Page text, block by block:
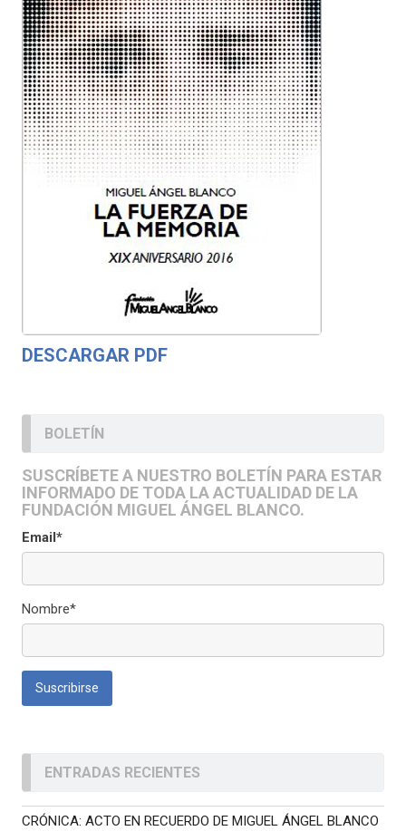
DESCARGAR PDF
BOLETÍN
SUSCRÍBETE A NUESTRO BOLETÍN PARA ESTAR
INFORMADO DE TODA LA ACTUALIDAD DE LA
FUNDACIÓN MIGUEL ÁNGEL BLANCO.
Email*
Nombre*
ENTRADAS RECIENTES
CRÓNICA: ACTO EN RECUERDO DE MIGUEL ÁNGEL BLANCO